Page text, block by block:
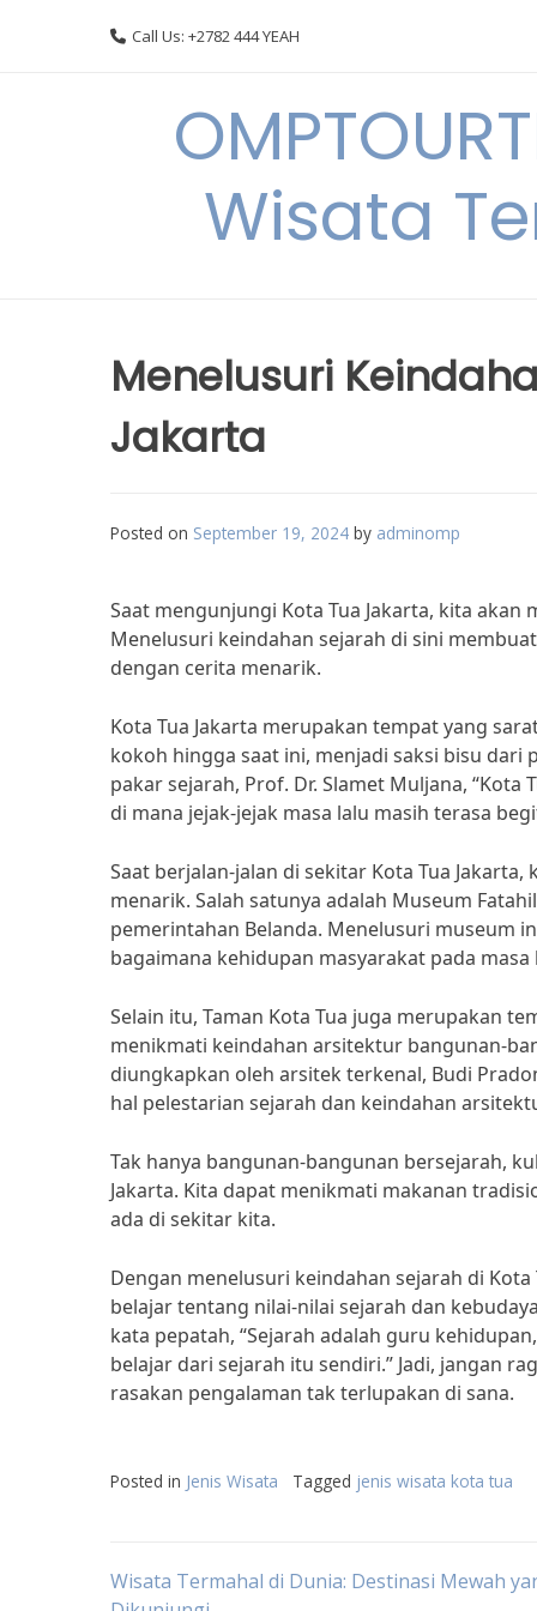
Call Us: +2782 444 YEAH
Wisata
Menelusuri
Jakarta
Posted on September 19, 2024 by adminomp
Saat mengunjungi Kota Tua Jakarta, kita
Menelusuri keindahan sejarah di sini
dengan cerita menarik.
Kota Tua Jakarta merupakan tempat yang
kokoh hingga saat ini, menjadi saksi bisu
pakar sejarah, Prof. Dr. Slamet Muljana,
di mana jejak-jejak masa lalu masih terasa
Saat berjalan-jalan di sekitar Kota Tua
menarik. Salah satunya adalah Museum
pemerintahan Belanda. Menelusuri museum
bagaimana kehidupan masyarakat pada masa
Selain itu, Taman Kota Tua juga merupakan
menikmati keindahan arsitektur bangunan-
diungkapkan oleh arsitek terkenal, Budi
hal pelestarian sejarah dan keindahan
Tak hanya bangunan-bangunan bersejarah,
Jakarta. Kita dapat menikmati makanan
ada di sekitar kita.
Dengan menelusuri keindahan sejarah di
belajar tentang nilai-nilai sejarah dan
kata pepatah, “Sejarah adalah guru
belajar dari sejarah itu sendiri.” Jadi, jangan
rasakan pengalaman tak terlupakan di sana.
Posted in Jenis Wisata Tagged jenis wisata kota tua
Post
Wisata Termahal di Dunia: Destinasi Mewah